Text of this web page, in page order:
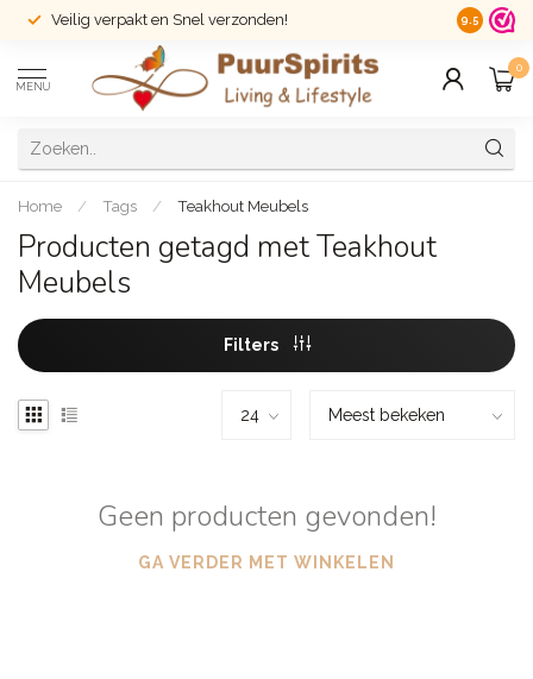
Veilig verpakt en Snel verzonden! 14 dagen
9.5
MENU
0
Home / Tags / Teakhout Meubels
Producten getagd met Teakhout
Meubels
Filters
Geen producten gevonden!
GA VERDER MET WINKELEN